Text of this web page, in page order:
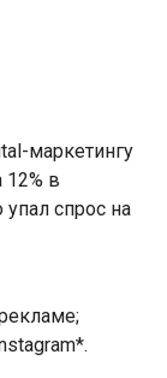
маркетингу
12% в
спрос на